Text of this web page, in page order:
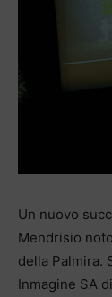
Un nuovo
Mendrisio
della Palmira.
Inmagine SA